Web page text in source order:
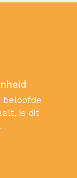
beloofde
is dit